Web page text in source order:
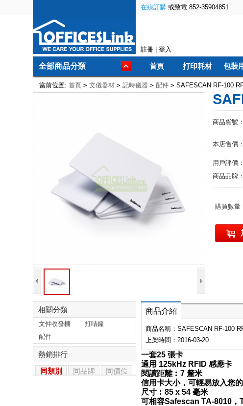
在線訂購 或致電 852-35904851
註冊 登入
全部商品分類 首頁 打印耗材 包裝
當前位置: 首頁 > 文儀器材 > 記時儀器 > 配件 > SAFESCAN RF-100
商品貨號
本店售價：
用戶評價：
商品品牌：
購買數量
相關分類
文件收發機
打咭鐘
配件
熱銷排行
同類別
同品牌 同價位
商品介紹
商品名稱：SAFESCAN RF-100
上架時間：2016-03-20
一套25 張卡
通用 125kHz RFID 感應卡
閱讀距離︰7 釐米
信用卡大小，可輕易放入您
尺寸︰85 x 54 毫米
可相容Safescan TA-8010，